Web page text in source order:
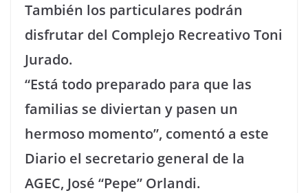
También los particulares podrán
disfrutar del Complejo Recreativo Toni
Jurado.
“Está todo preparado para que las
familias se diviertan y pasen un
hermoso momento”, comentó a este
Diario el secretario general de la
AGEC, José “Pepe” Orlandi.